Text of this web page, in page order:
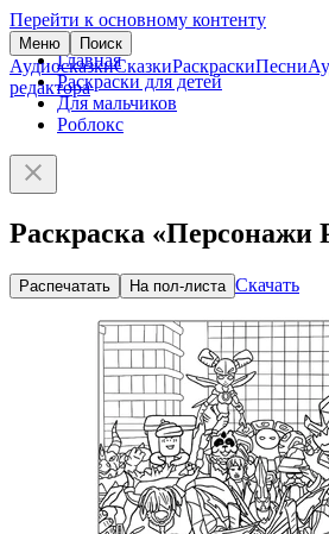
Перейти к основному контенту
Меню Поиск
АудиосказкиСказкиРаскраскиПесни
редактора
Главная
Раскраски для детей
Для мальчиков
Роблокс
Раскраска «Персонажи
Распечатать На пол-листа Скачать